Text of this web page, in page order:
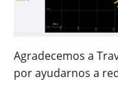
Agradecemos a
por ayudarnos a